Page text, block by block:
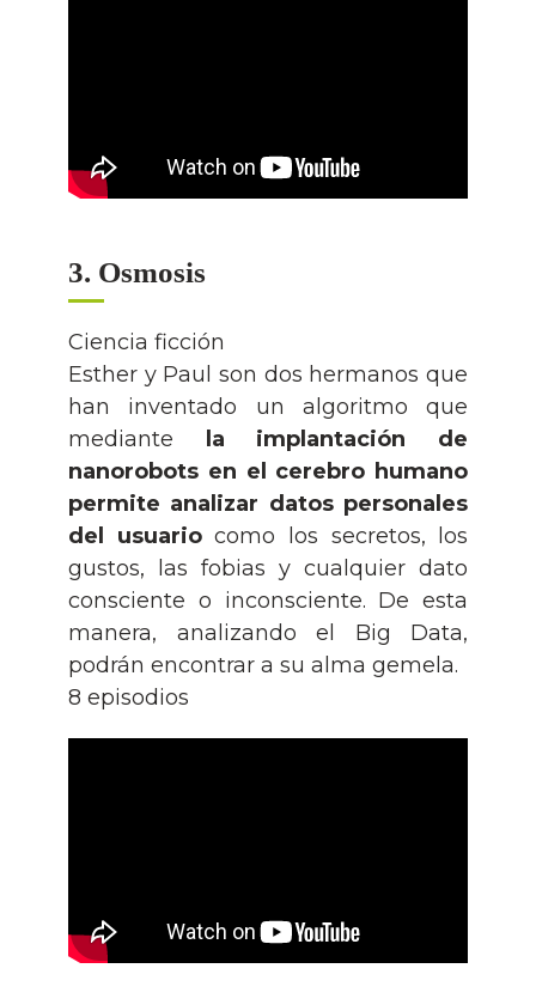
3. Osmosis
Ciencia ficción
Esther y Paul son dos hermanos que
han inventado un algoritmo que
mediante
la implantación de
nanorobots en el cerebro humano
permite analizar datos personales
del usuariocomo los secretos, los
gustos, las fobias y cualquier dato
consciente o inconsciente. De esta
manera, analizando el Big Data,
podrán encontrar a su alma gemela.
8 episodios